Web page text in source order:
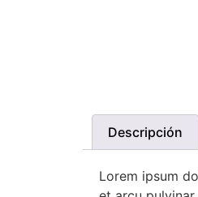
Descripción
Lorem ipsum